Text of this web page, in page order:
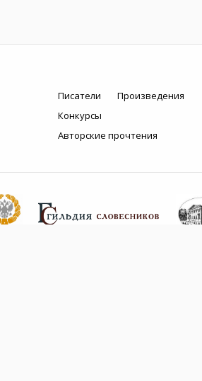
Писатели
Произведения
Конкурсы
Авторские прочтения